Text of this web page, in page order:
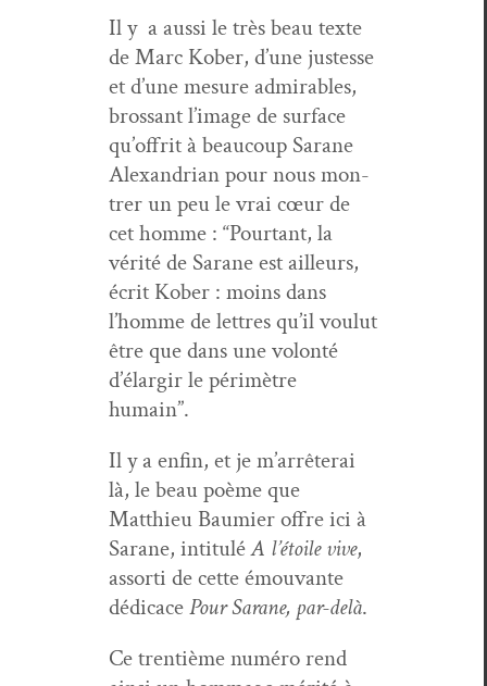
Il y a aus­si le très beau texte
de Marc Kober, d’une justesse
et d’une mesure admirables,
brossant l’im­age de sur­face
qu’of­frit à beau­coup Sarane
Alexan­dri­an pour nous mon­
tr­er un peu le vrai cœur de
cet homme : “Pour­tant, la
vérité de Sarane est ailleurs,
écrit Kober : moins dans
l’homme de let­tres qu’il voulut
être que dans une volon­té
d’élargir le périmètre
humain”.
Il y a enfin, et je m’ar­rêterai
là, le beau poème que
Matthieu Bau­mi­er offre ici à
Sarane, inti­t­uléA l’é­toile vive,
assor­ti de cette émou­vante
dédi­cacePour Sarane, par-delà.
Ce tren­tième numéro rend